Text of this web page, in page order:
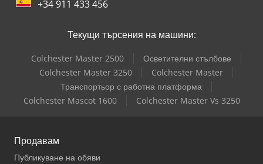
+34 911 433 456
Текущи търсения на машини:
Colchester Master 2500
Осветителни стълбове
Colchester Master 3250
Colchester Master
Транспортьор с работна платформа
Colchester Mascot 1600
Colchester Master Vs 3250
Продавам
Публикуване на обяви